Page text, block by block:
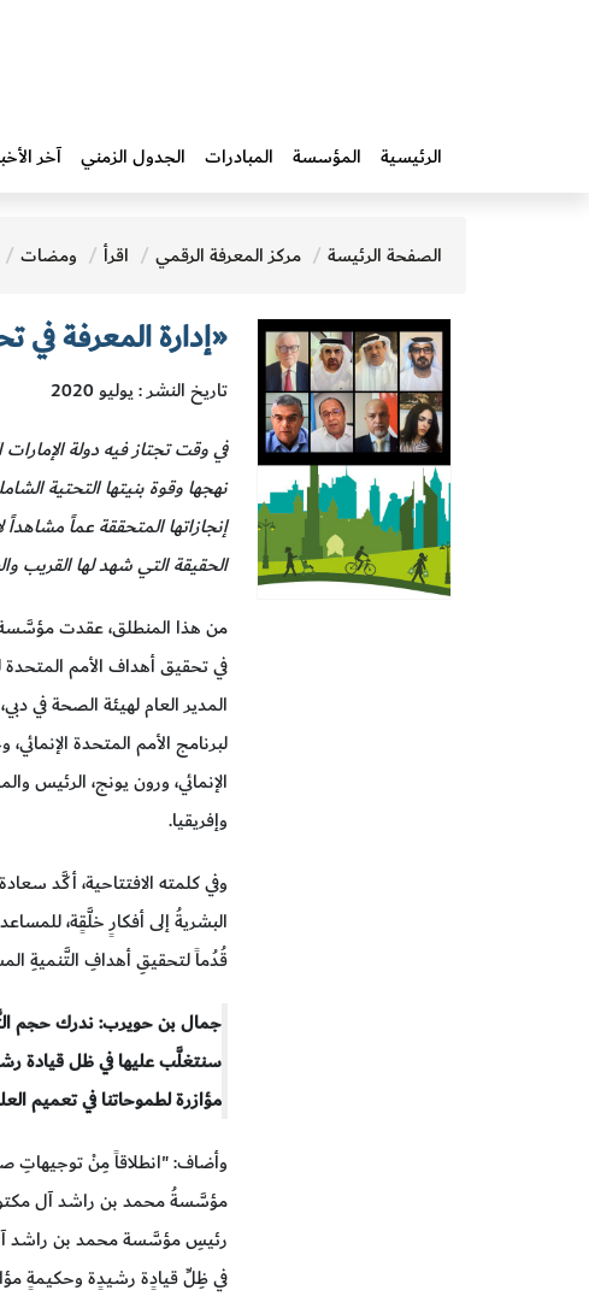
الرئيسية المؤسسة المبادرات‎ الجدول الزمني آخر
الصفحة الرئيسة مركز المعرفة الرقمي اقرأ ومضات
«إدارة المعرفة في
تاريخ النشر : يوليو 2020
في وقت تجتاز فيه دولة
نهجها وقوة بنيتها التحتية
الحقيقة التي شهد لها القريب
من هذا المنطلق، عقدت مؤسَّسة
في تحقيق أهداف الأمم المتحدة
المدير العام لهيئة الصحة في
لبرنامج الأمم المتحدة
الإنمائي، ورون يونج، الرئيس
وإفريقيا.
وفي كلمته الافتتاحية، أكَّد
البشريةُ إلى أفكارٍ خلَّقٍة،
قُدُماً لتحقيقِ أهدافِ التَّنميةِ
جمال بن حويرب: ندرك حجم
سنتغلَّب عليها في ظل قيادة
مؤازرة لطموحاتنا في تعميم
وأضاف: "انطلاقاً مِنْ توجيهاتِ
مؤسَّسةُ محمد بن راشد آل
رئيسِ مؤسَّسة محمد بن راشد آل
في ظِلِّ قيادٍة رشيدٍة وحكيمةٍ